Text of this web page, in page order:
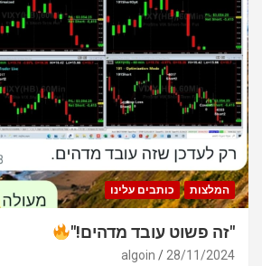
המלצות כותבים עלינו
"זה פשוט עובד מדהים!"
28/11/2024
algoin